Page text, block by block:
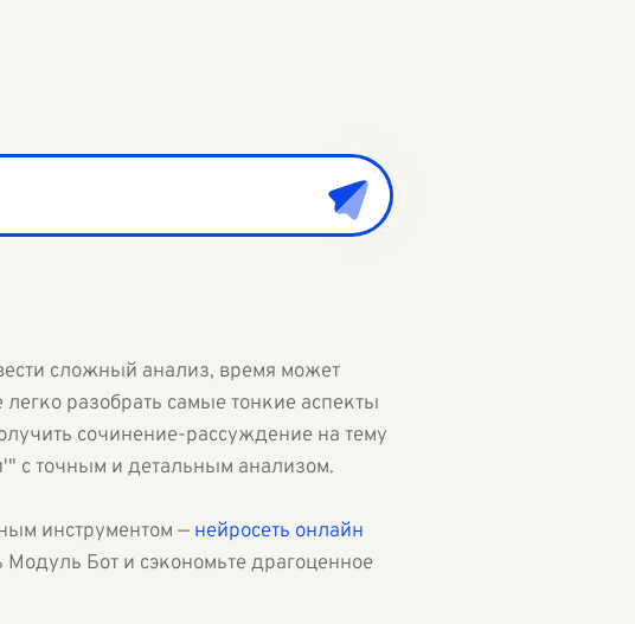
сложный анализ, время может
разобрать самые тонкие аспекты
сочинение-рассуждение на тему
с точным и детальным анализом.
инструментом — нейросеть онлайн
Бот и сэкономьте драгоценное